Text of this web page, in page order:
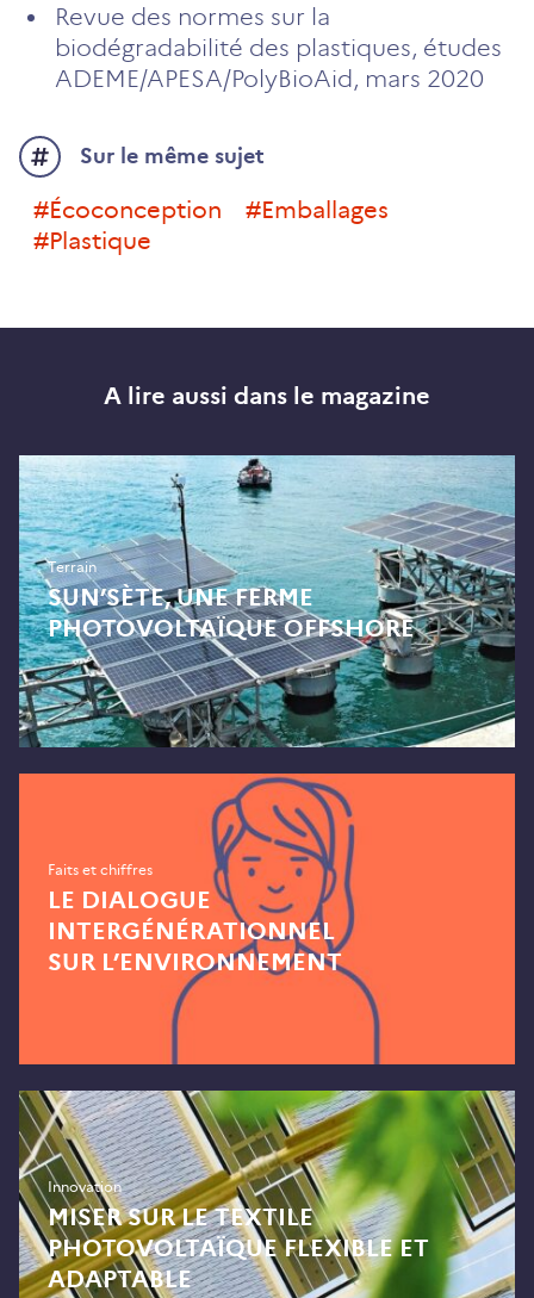
Revue des normes sur la
biodégradabilité des plastiques, études
ADEME/APESA/PolyBioAid, mars 2020
Sur le même sujet
#écoconception
#emballages
#plastique
A lire aussi dans le magazine
Terrain
SUN’SÈTE, UNE FERME
PHOTOVOLTAÏQUE OFFSHORE
Faits et chiffres
LE DIALOGUE
INTERGÉNÉRATIONNEL
SUR L’ENVIRONNEMENT
Innovation
MISER SUR LE TEXTILE
PHOTOVOLTAÏQUE FLEXIBLE ET
ADAPTABLE